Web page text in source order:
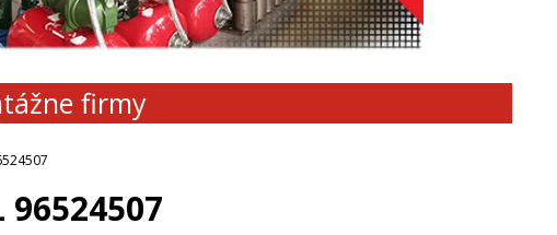
firmy
96524507